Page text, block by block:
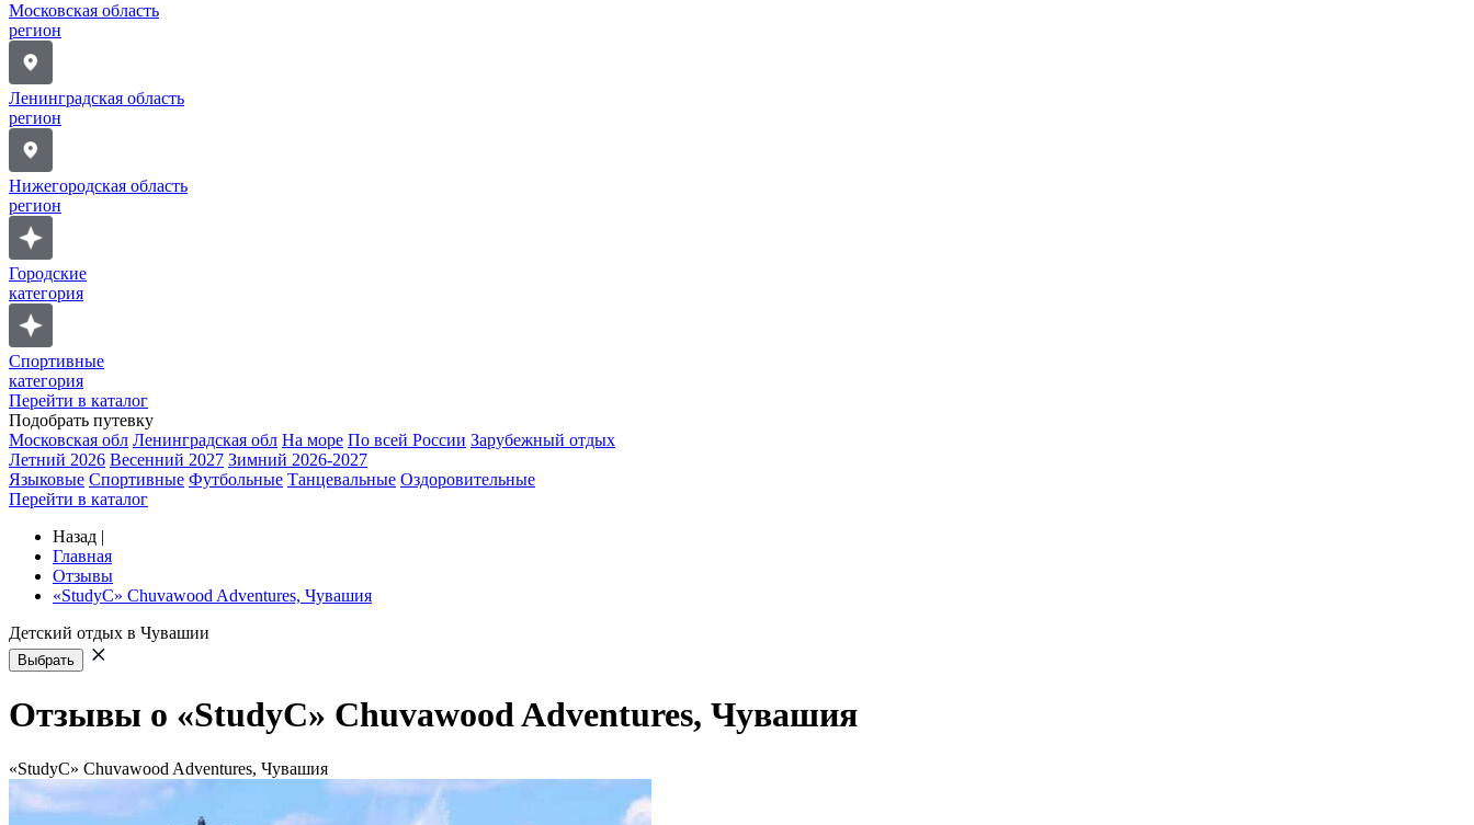
Московская область
регион
Ленинградская область
регион
Нижегородская область
регион
Городские
категория
Спортивные
категория
Перейти в каталог
Подобрать путевку
Московская обл Ленинградская обл На море По всей России Зарубежный отдых
Летний 2026 Весенний 2027 Зимний 2026-2027
Языковые Спортивные Футбольные Танцевальные Оздоровительные
Перейти в каталог
Назад |
Главная
Отзывы
«StudyC» Chuvawood Adventures, Чувашия
Детский отдых в Чувашии
Выбрать
Отзывы о «StudyC» Chuvawood Adventures, Чувашия
«StudyC» Chuvawood Adventures, Чувашия